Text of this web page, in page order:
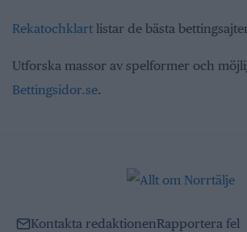
Rekatochklart listar de bästa
Utforska massor av spelformer och
Bettingsidor.se.
Kontakta redaktionenRapportera fel